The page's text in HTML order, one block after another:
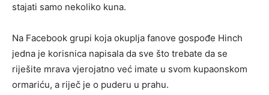
stajati samo nekoliko kuna.
Na Facebook grupi koja okuplja fanove gospođe Hinch
jedna je korisnica napisala da sve što trebate da se
riješite mrava vjerojatno već imate u svom kupaonskom
ormariću, a riječ je o puderu u prahu.